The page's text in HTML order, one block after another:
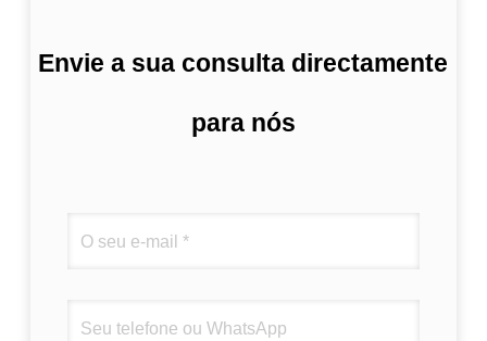
Envie a sua consulta directamente
para nós